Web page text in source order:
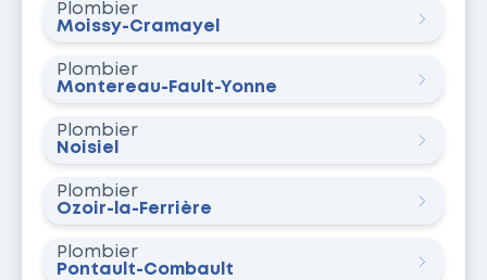
Plombier
Moissy-Cramayel
Plombier
Montereau-Fault-Yonne
Plombier
Noisiel
Plombier
Ozoir-la-Ferrière
Plombier
Pontault-Combault